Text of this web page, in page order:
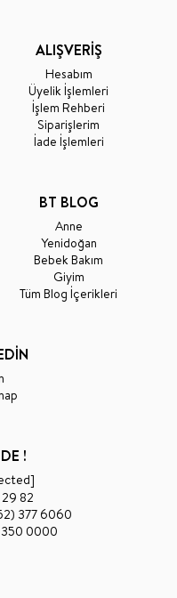
ALIŞVERİŞ
Hesabım
Üyelik İşlemleri
İşlem Rehberi
Siparişlerim
İade İşlemleri
BT BLOG
Anne
Yenidoğan
Bebek Bakım
Giyim
Tüm Blog İçerikleri
!
82
377 6060
0000